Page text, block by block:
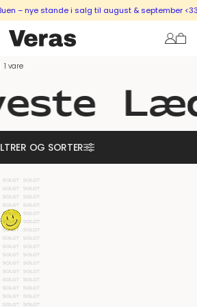
– nye stande i salg til august & september
1 vare
OG SORTER